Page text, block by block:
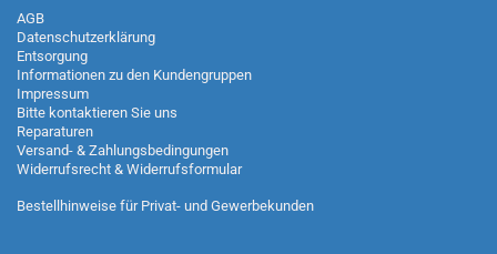
AGB
Datenschutzerklärung
Entsorgung
Informationen zu den Kundengruppen
Impressum
Bitte kontaktieren Sie uns
Reparaturen
Versand- & Zahlungsbedingungen
Widerrufsrecht & Widerrufsformular
Bestellhinweise für Privat- und Gewerbekunden